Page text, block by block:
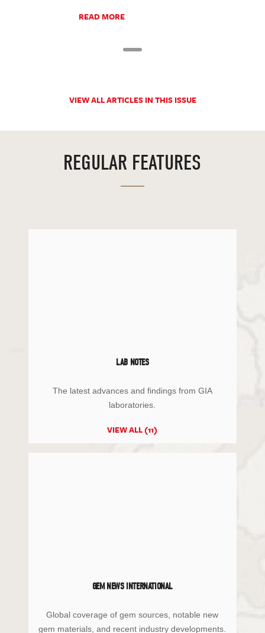
READ MORE
VIEW ALL ARTICLES IN THIS ISSUE
REGULAR FEATURES
LAB NOTES
The latest advances and findings from GIA
laboratories.
VIEW ALL (11)
GEM NEWS INTERNATIONAL
Global coverage of gem sources, notable new
gem materials, and recent industry developments.